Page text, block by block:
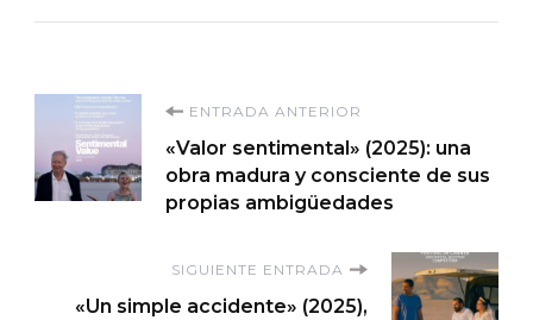
Navegación
de
ENTRADA ANTERIOR
«Valor sentimental» (2025): una
obra madura y consciente de sus
propias ambigüedades
SIGUIENTE ENTRADA
«Un simple accidente» (2025),